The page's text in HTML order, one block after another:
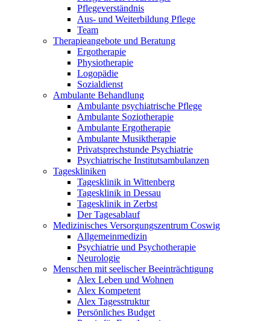
Pflegeverständnis
Aus- und Weiterbildung Pflege
Team
Therapieangebote und Beratung
Ergotherapie
Physiotherapie
Logopädie
Sozialdienst
Ambulante Behandlung
Ambulante psychiatrische Pflege
Ambulante Soziotherapie
Ambulante Ergotherapie
Ambulante Musiktherapie
Privatsprechstunde Psychiatrie
Psychiatrische Institutsambulanzen
Tageskliniken
Tagesklinik in Wittenberg
Tagesklinik in Dessau
Tagesklinik in Zerbst
Der Tagesablauf
Medizinisches Versorgungszentrum Coswig
Allgemeinmedizin
Psychiatrie und Psychotherapie
Neurologie
Menschen mit seelischer Beeinträchtigung
Alex Leben und Wohnen
Alex Kompetent
Alex Tagesstruktur
Persönliches Budget